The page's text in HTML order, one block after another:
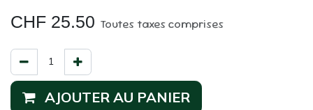
CHF 25.50 Toutes taxes comprises
AJOUTER AU PANIER